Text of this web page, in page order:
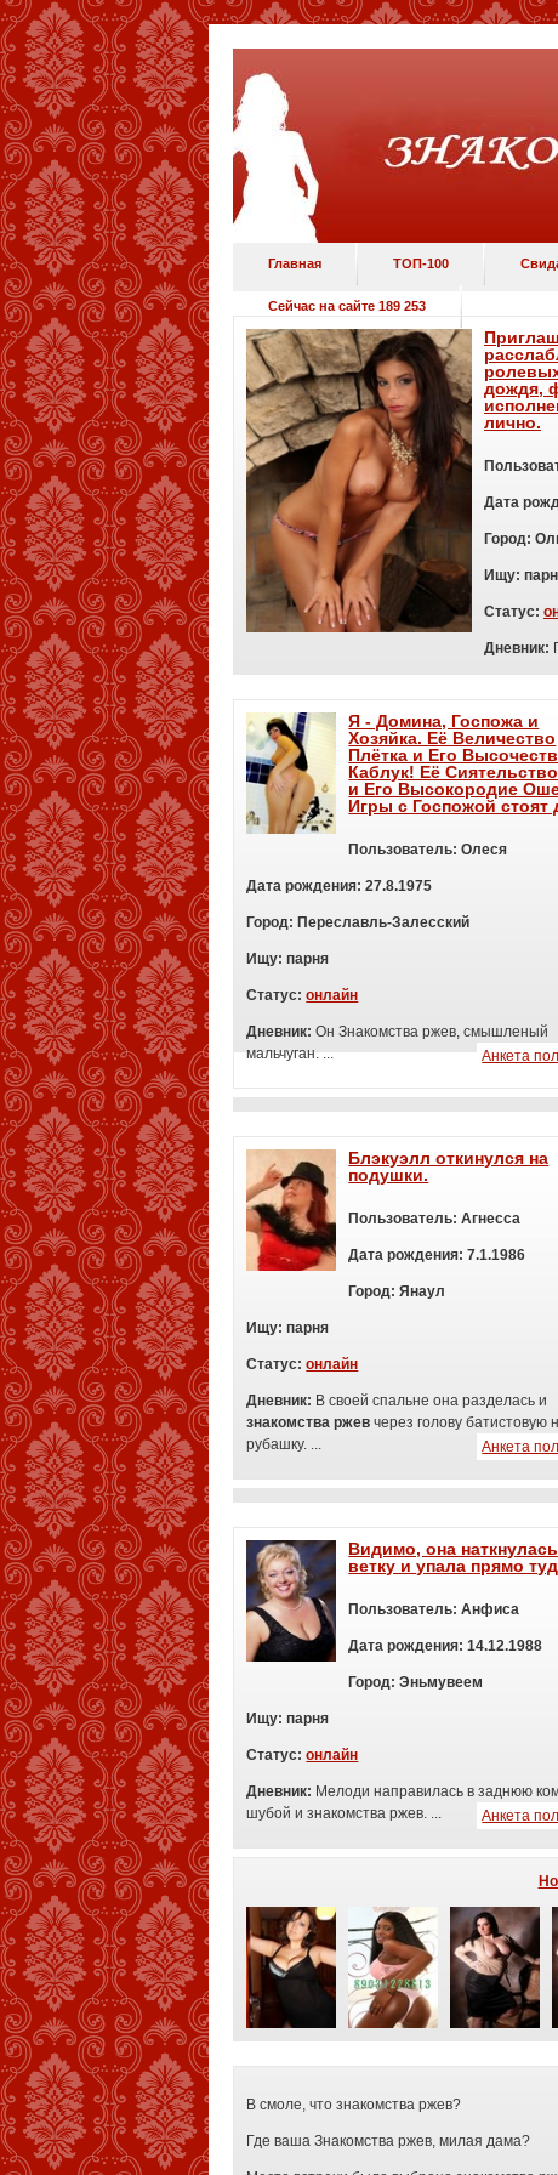
Главная ТОП-100
Сейчас на сайте 189 253
дождя,
лично.
Дата
Город:
Ищу: п
Статус:
Дневник:
Я - Домина, Госпожа и
Хозяйка. Её Величество
Плётка и Его
Каблук! Её
и Его Высокородие
Игры с Госпожой стоят
Пользователь: Олеся
Дата рождения: 27.8.1975
Город: Переславль-Залесский
Ищу: парня
Статус:онлайн
Дневник:Он Знакомства ржев, смышленый
мальчуган. ...
Анкета
Блэкуэлл откинулся на
подушки.
Пользователь: Агнесса
Дата рождения: 7.1.1986
Город: Янаул
Ищу: парня
Статус:онлайн
Дневник: В своей спальне она разделась и
знакомства ржев через голову батистовую
рубашку. ...
Анкета
Видимо, она
ветку и упала прямо
Пользователь: Анфиса
Дата рождения: 14.12.1988
Город: Эньмувеем
Ищу: парня
Статус:онлайн
Дневник: Мелоди направилась в заднюю
шубой и знакомства ржев. ...
Анкета
В смоле, что знакомства ржев?
Где ваша Знакомства ржев, милая дама?